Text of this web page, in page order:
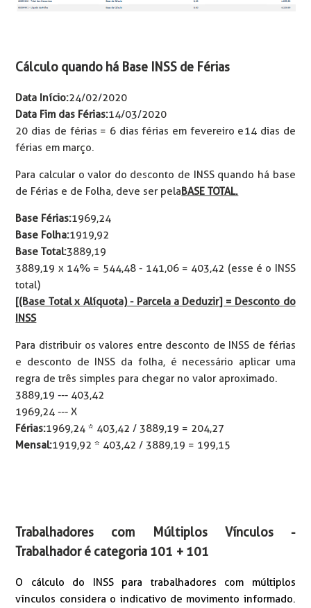
Cálculo quando há Base INSS de Férias
Data Início:24/02/2020
Data Fim das Férias:14/03/2020
20 dias de férias = 6 dias férias em fevereiro e 14 dias de
férias em março.
Para calcular o valor do desconto de INSS quando há base
de Férias e de Folha, deve ser pelaBASE TOTAL.
Base Férias:1969,24
Base Folha:1919,92
Base Total:3889,19
3889,19 x 14% = 544,48 - 141,06 = 403,42 (esse é o INSS
total)
[(Base Total x Alíquota) - Parcela a Deduzir] = Desconto do
INSS
Para distribuir os valores entre desconto de INSS de férias
e desconto de INSS da folha, é necessário aplicar uma
regra de três simples para chegar no valor aproximado.
3889,19 --- 403,42
1969,24 --- X
Férias:1969,24 * 403,42 / 3889,19 = 204,27
Mensal:1919,92 * 403,42 / 3889,19 = 199,15
Trabalhadores com Múltiplos Vínculos -
Trabalhador é categoria 101 + 101
O cálculo do INSS para trabalhadores com múltiplos
vínculos considera o indicativo de movimento informado.